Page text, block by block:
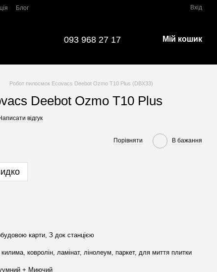
Блог Вхід
093 968 27 17 Мій кошик
Робот пилосмок Ecovacs Deebot Ozmo T10 Plus (DBX33)
Deebot Ozmo T10 Plus
відгук
Порівняти В бажання
карти, З док станцією
ковролін, ламінат, лінолеум, паркет, для миття плитки
+ Миючий